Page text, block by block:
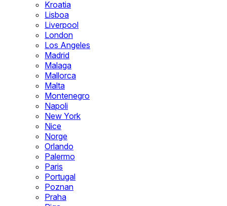
Kroatia
Lisboa
Liverpool
London
Los Angeles
Madrid
Malaga
Mallorca
Malta
Montenegro
Napoli
New York
Nice
Norge
Orlando
Palermo
Paris
Portugal
Poznan
Praha